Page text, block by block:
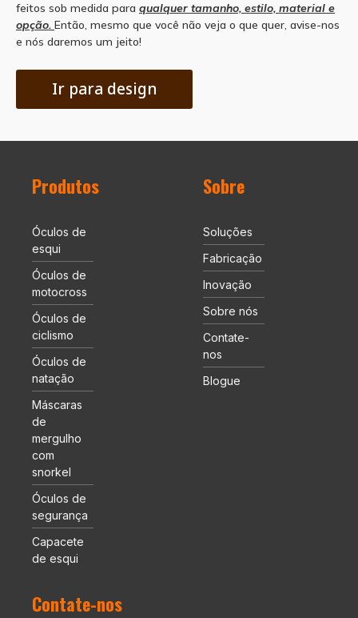
feitos sob medida para qualquer tamanho, estilo, material e
opção. Então, mesmo que você não veja o que quer, avise-nos
e nós daremos um jeito!
Ir para design
Produtos
Óculos de
esqui
Óculos de
motocross
Óculos de
ciclismo
Óculos de
natação
Máscaras
de
mergulho
com
snorkel
Óculos de
segurança
Capacete
de esqui
Sobre
Soluções
Fabricação
Inovação
Sobre nós
Contate-
nos
Blogue
Contate-nos